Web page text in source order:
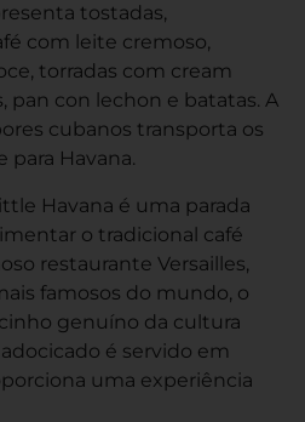
tostadas,
com leite cremoso,
torradas com cream
pan con lechon e batatas. A
cubanos transporta os
Havana.
Havana é uma parada
o tradicional café
restaurante Versailles,
famosos do mundo, o
genuíno da cultura
é servido em
uma experiência